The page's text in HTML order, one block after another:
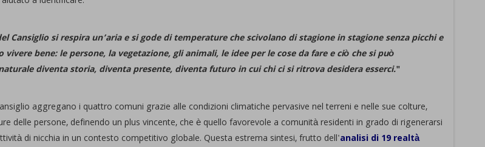
Cansiglio si respira un’aria e si gode di temperature che scivolano di stagione in stagione senza picchi e
vivere bene: le persone, la vegetazione, gli animali, le idee per le cose da fare e ciò che si può
diventa storia, diventa presente, diventa futuro in cui chi ci si ritrova desidera esserci."
aggregano i quattro comuni grazie alle condizioni climatiche pervasive nel terreni e nelle sue colture,
delle persone, definendo un plus vincente, che è quello favorevole a comunità residenti in grado di rigenerarsi
di nicchia in un contesto competitivo globale. Questa estrema sintesi, frutto dell'analisi di 19 realtà